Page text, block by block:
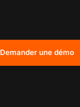
Demander une démo